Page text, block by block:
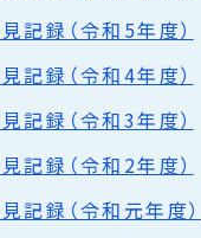
記録（令和5年度）
記録（令和4年度）
記録（令和3年度）
記録（令和2年度）
記録（令和元年度）